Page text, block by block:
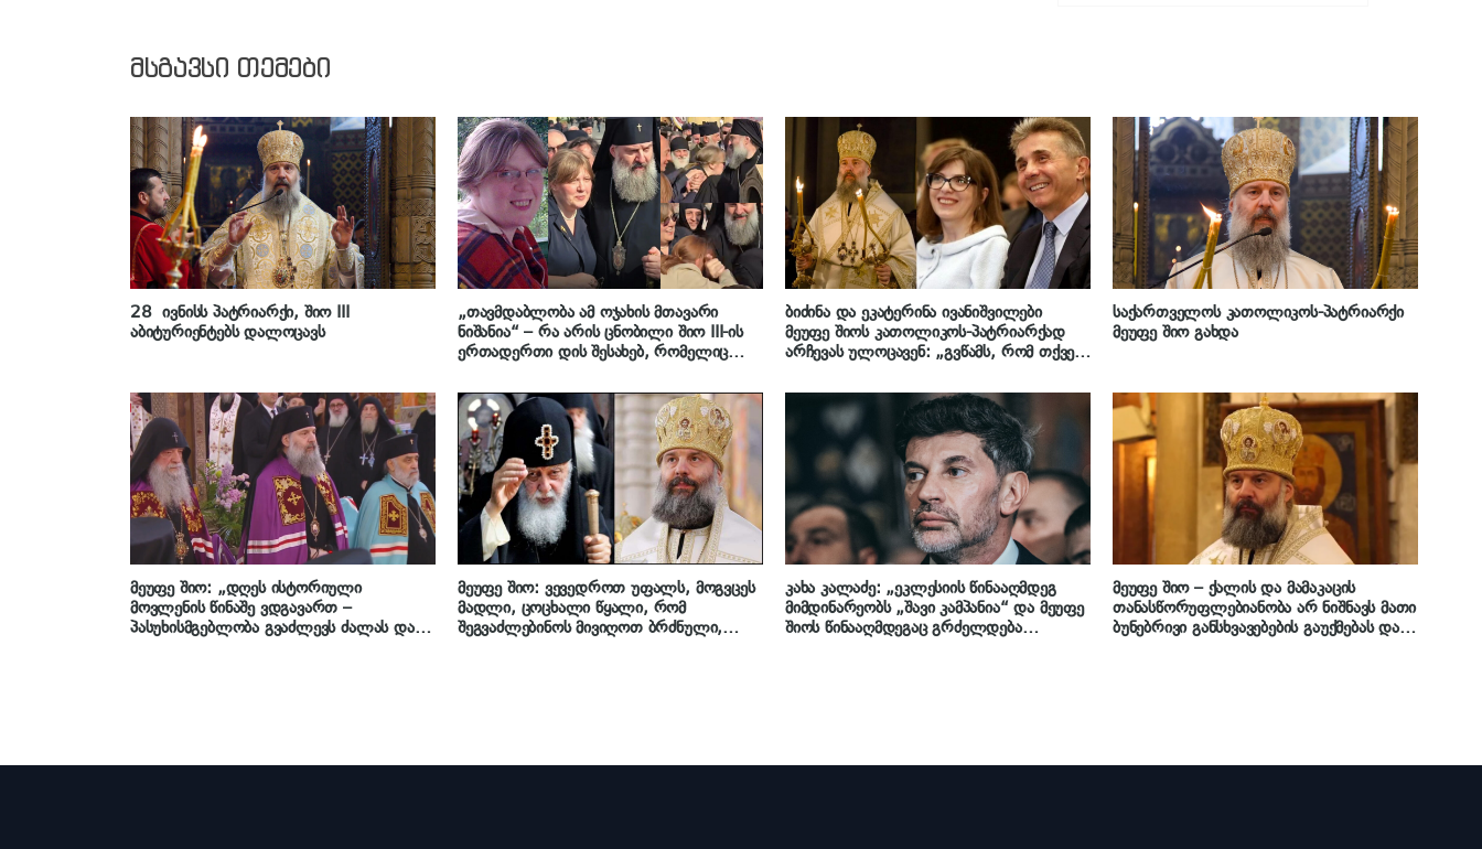
მსგავსი თემები
28 ივნისს პატრიარქი, შიო III
აბიტურიენტებს დალოცავს
„თავმდაბლობა ამ ოჯახის მთავარი
ნიშანია“ – რა არის ცნობილი შიო III-ის
ერთადერთი დის შესახებ, რომელიც
ბიძინა და ეკატერინა ივანიშვილები
მეუფე შიოს კათოლიკოს-პატრიარქად
არჩევას ულოცავენ: „გვწამს, რომ თქვენი
ეროვნული ერთიანობის საფუძვლად
იქცევა“
საქართველოს კათოლიკოს-პატრიარქი
მეუფე შიო გახდა
მეუფე შიო: „დღეს ისტორიული
მოვლენის წინაშე ვდგავართ –
პასუხისმგებლობა გვაძლევს ძალას და
მეუფე შიო: ვევედროთ უფალს, მოგვცეს
მადლი, ცოცხალი წყალი, რომ
შეგვაძლებინოს მივიღოთ ბრძნული,
კახა კალაძე: „ეკლესიის წინააღმდეგ
მიმდინარეობს „შავი კამპანია“ და მეუფე
შიოს წინააღმდეგაც გრძელდება
მეუფე შიო – ქალის და მამაკაცის
თანასწორუფლებიანობა არ ნიშნავს მათი
ბუნებრივი განსხვავებების გაუქმებას და